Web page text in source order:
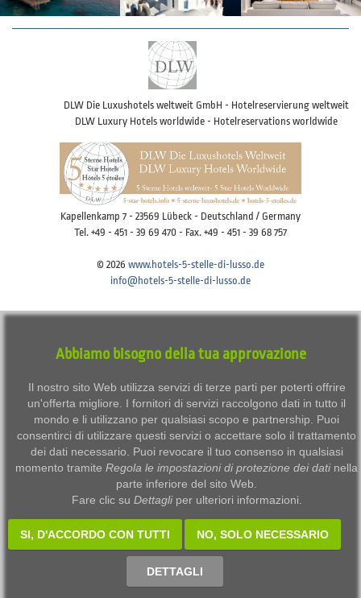
DLW Die Luxushotels weltweit GmbH - Hotelreservierung weltweit
DLW Luxury Hotels worldwide - Hotelreservations worldwide
Kapellenkamp 7 - 23569 Lübeck - Deutschland / Germany
Tel. +49 - 451 - 39 69 470 - Fax. +49 - 451 - 39 68 757
© 2026 www.hotels-5-stelle-di-lusso.de
info@hotels-5-stelle-di-lusso.de
Imprint Disclaimer Privacy Terms of use
Abbiamo bisogno della tua approvazione
Il nostro sito Web utilizza servizi di terze parti per poterti offrire
un'offerta migliore. I fornitori di servizi raccolgono dati in tutto il
mondo e li utilizzano per qualsiasi scopo e partnership. Puoi
consentirci di utilizzare questi servizi o accettare solo il trattamento
dei dati necessario. Puoi revocare il tuo consenso in qualsiasi
momento tramite Regola le impostazioni di protezione dei datinella
parte inferiore del sito Web.
Fare clic su Dettagliper ulteriori informazioni.
SI, D'ACCORDO CON TUTTI NO, SOLO NECESSARIO
DETTAGLI